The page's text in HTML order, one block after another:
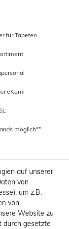
für Tapeten
eKomi
möglich**
auf unserer
von
um z.B.
von
Website zu
durch gesetzte